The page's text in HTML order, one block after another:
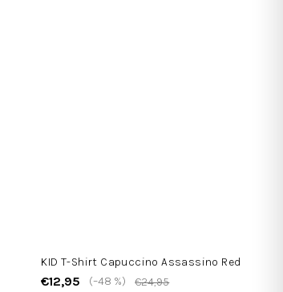
KID T-Shirt Capuccino Assassino Red
€12,95 €24,95
(–48 %)